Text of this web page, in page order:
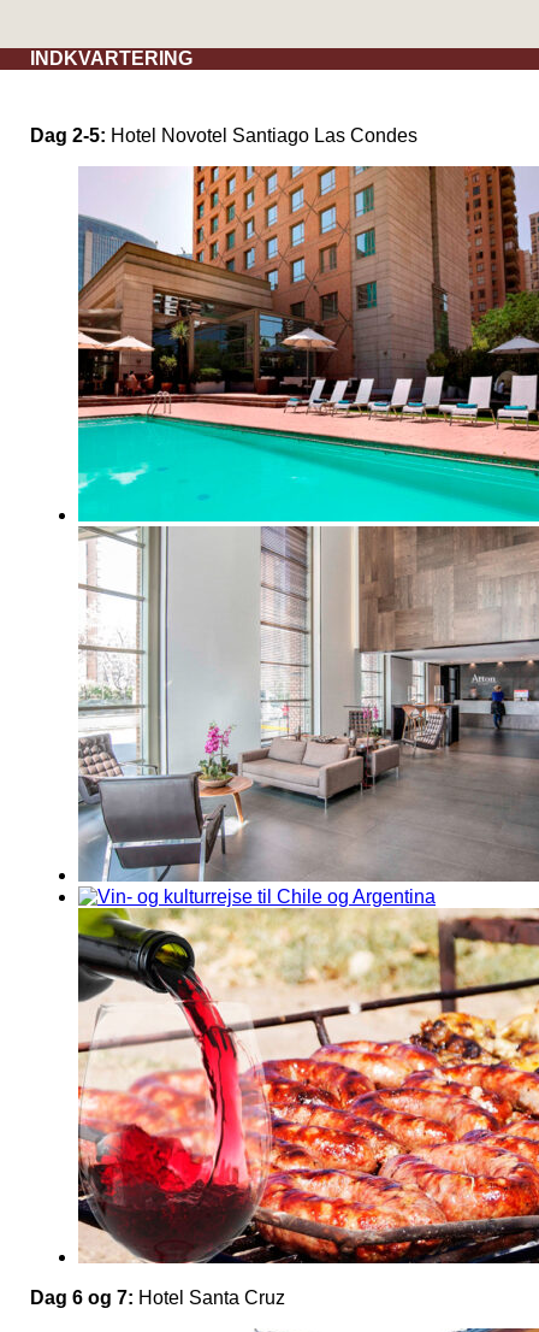
INDKVARTERING
Dag 2-5: Hotel Novotel Santiago Las Condes
Dag 6 og 7: Hotel Santa Cruz